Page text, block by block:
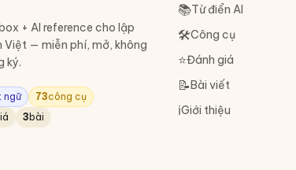
+ AI reference cho lập
Việt — miễn phí, mở, không
ký.
ngữ 73công cụ
3 bài
📚Từ điển AI
🛠Công cụ
⭐Đánh giá
📝Bài viết
ℹ️Giới thiệu